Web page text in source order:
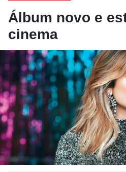
Álbum novo e
cinema